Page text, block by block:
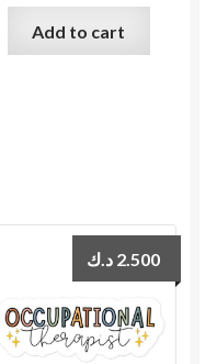
Add to cart
2.500 د.ك